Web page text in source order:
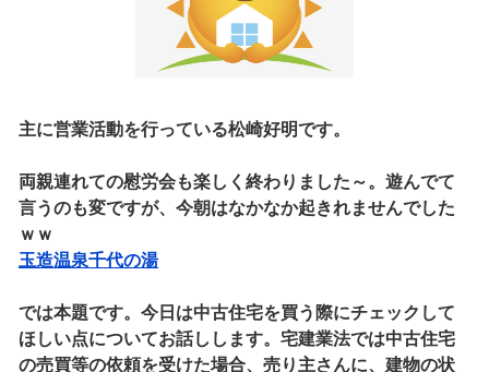
主に営業活動を行っている松崎好明です。
両親連れての慰労会も楽しく終わりました～。遊んでて
言うのも変ですが、今朝はなかなか起きれませんでした
ｗｗ
玉造温泉千代の湯
では本題です。今日は中古住宅を買う際にチェックして
ほしい点についてお話しします。宅建業法では中古住宅
の売買等の依頼を受けた場合、売り主さんに、建物の状